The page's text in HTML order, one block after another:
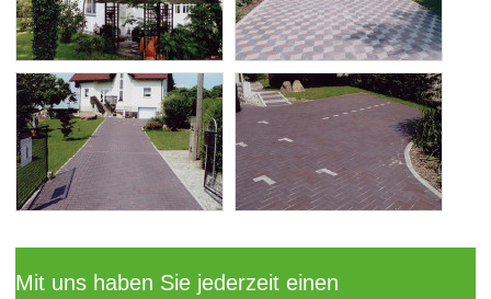
Mit uns haben Sie jederzeit einen